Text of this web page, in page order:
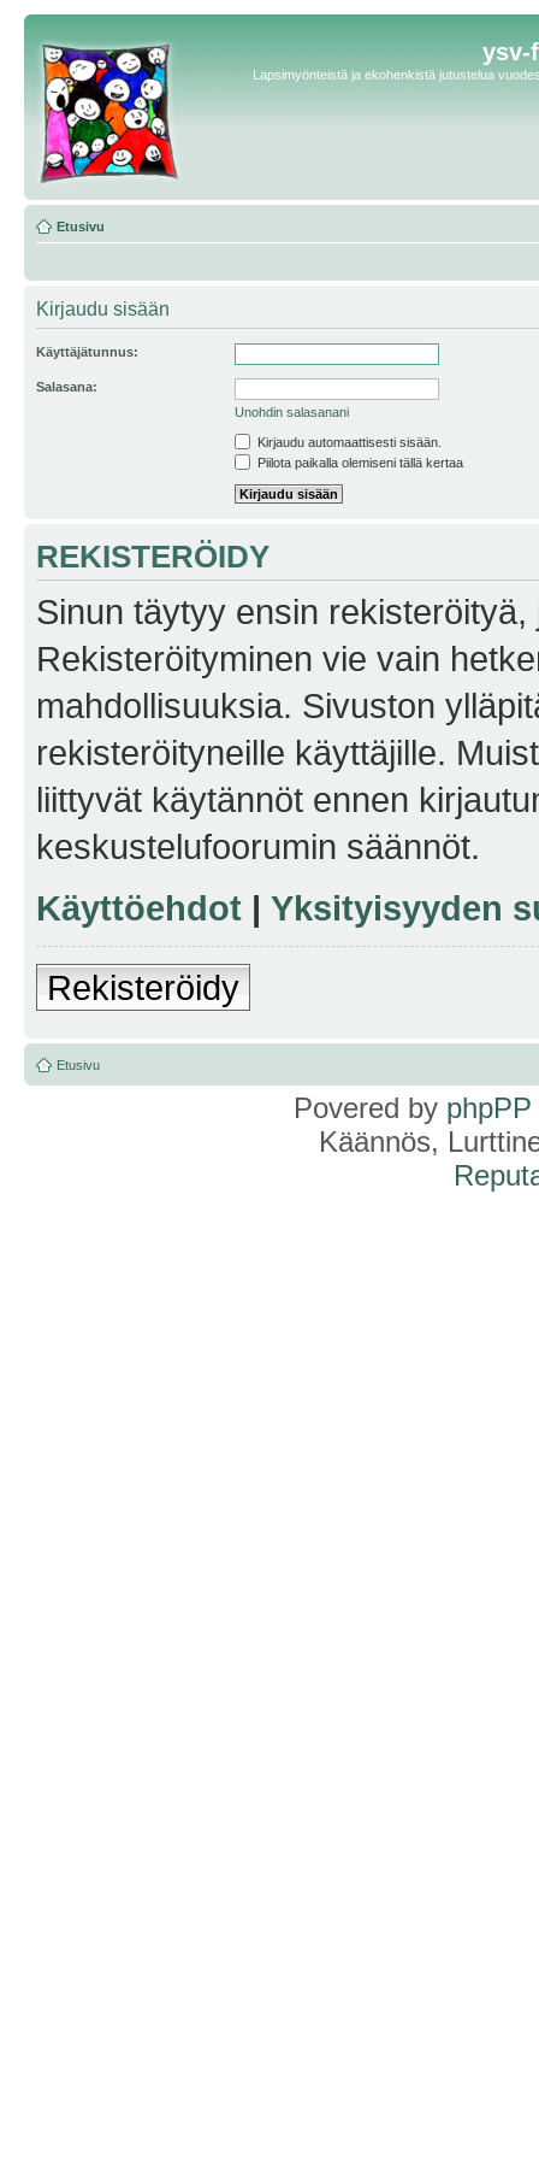
ysv-
Lapsimyönteistä ja ekohenkistä jutustelua
Etusivu
Kirjaudu sisään
Käyttäjätunnus:
Salasana:
Unohdin salasanani
Kirjaudu automaattisesti sisään.
Piilota paikalla olemiseni tällä kertaa
REKISTERÖIDY
Sinun täytyy ensin
Rekisteröityminen vie vain
mahdollisuuksia. Sivuston
rekisteröityneille käyttäjille.
liittyvät käytännöt ennen
keskustelufoorumin säännöt.
Käyttöehdot | Yksityisyyden
Rekisteröidy
Etusivu
Povered by phpPP
Käännös,